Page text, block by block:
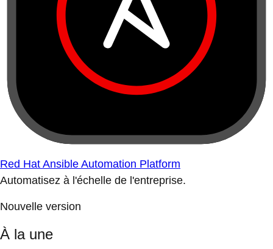
Red Hat Ansible Automation Platform
Automatisez à l'échelle de l'entreprise.
Nouvelle version
À la une